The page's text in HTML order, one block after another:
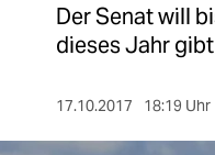
Der Senat will
dieses Jahr
17.10.2017 18:19 Uhr